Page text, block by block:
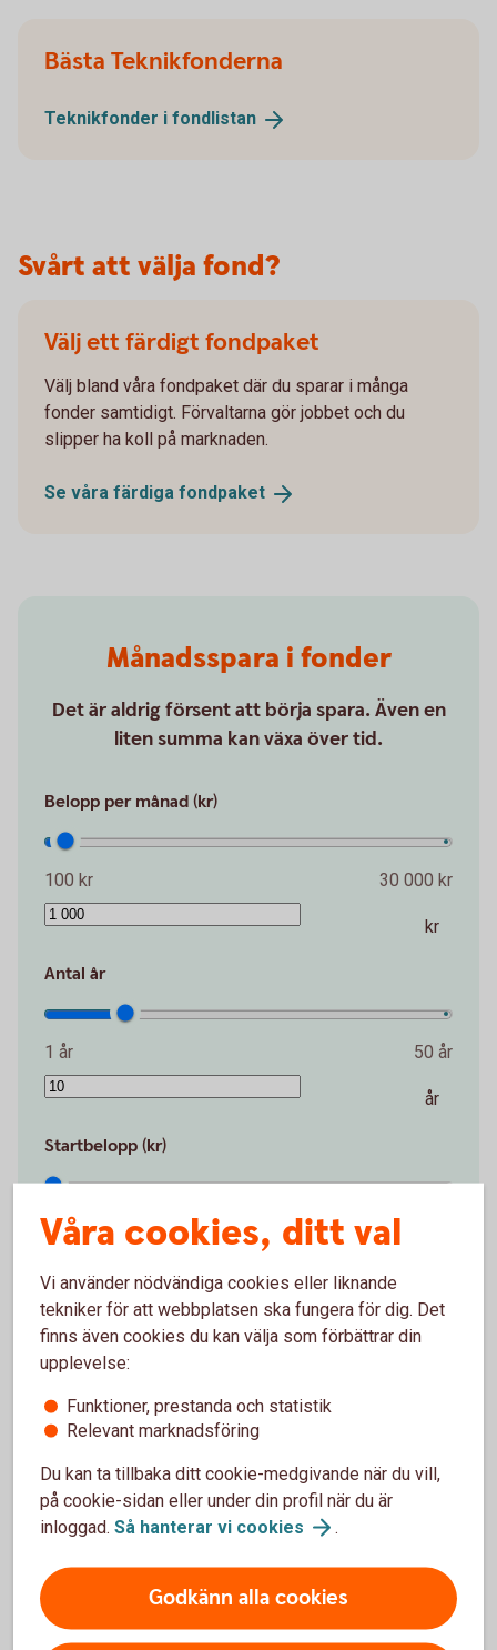
Bästa Teknikfonderna
Teknikfonder i fondlistan
Svårt att välja fond?
Välj ett färdigt fondpaket
Välj bland våra fondpaket där du sparar i många
fonder samtidigt. Förvaltarna gör jobbet och du
slipper ha koll på marknaden.
Se våra färdiga fondpaket
Månadsspara i fonder
Det är aldrig försent att börja spara. Även en
liten summa kan växa över tid.
Belopp per månad (kr)
100 kr 30 000 kr
kr
Antal år
1 år 50 år
år
Startbelopp (kr)
0 kr 2 000 000 kr
Avkastning per år (%)
0 %
Förväntat sparbelopp om 10 år
172 019 kr
avkastning är +52 019 kr.
Våra cookies, ditt val
Vi använder nödvändiga cookies eller liknande
tekniker för att webbplatsen ska fungera för dig. Det
finns även cookies du kan välja som förbättrar din
upplevelse:
Funktioner, prestanda och statistik
Relevant marknadsföring
Du kan ta tillbaka ditt cookie-medgivande när du vill,
på cookie-sidan eller under din profil när du är
inloggad. Så hanterar vi cookies .
Godkänn alla cookies